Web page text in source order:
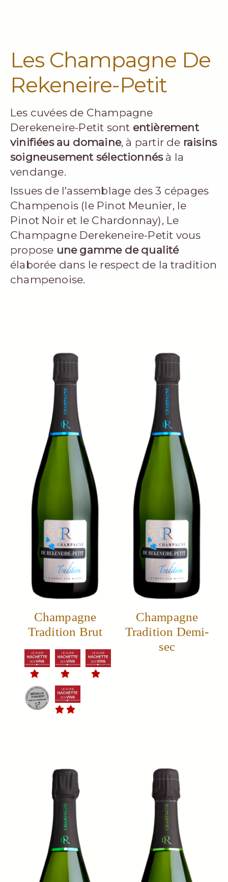
Les Champagne De
Rekeneire-Petit
Les cuvées de Champagne
Derekeneire-Petit sont entièrement
vinifiées au domaine, à partir de raisins
soigneusement sélectionnés à la
vendange.
Issues de l'assemblage des 3 cépages
Champenois (le Pinot Meunier, le
Pinot Noir et le Chardonnay), Le
Champagne Derekeneire-Petit vous
propose une gamme de qualité
élaborée dans le respect de la tradition
champenoise.
Champagne
Tradition Brut
Champagne
Tradition Demi-
sec